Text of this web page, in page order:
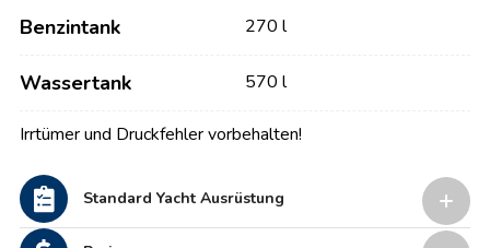
Benzintank 270 l
Wassertank 570 l
Irrtümer und Druckfehler vorbehalten!
Standard Yacht Ausrüstung